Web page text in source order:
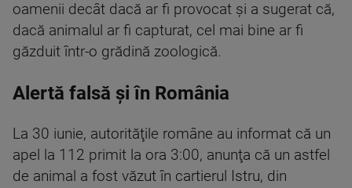
oamenii decât dacă ar fi provocat şi a sugerat că,
dacă animalul ar fi capturat, cel mai bine ar fi
găzduit într-o grădină zoologică.
Alertă falsă și în România
La 30 iunie, autorităţile române au informat că un
apel la 112 primit la ora 3:00, anunţa că un astfel
de animal a fost văzut în cartierul Istru, din